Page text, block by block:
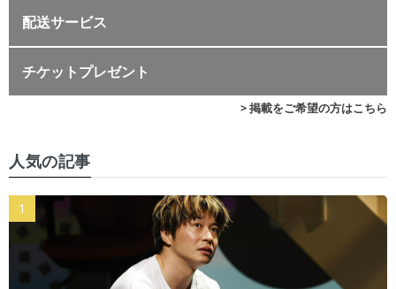
配送サービス
チケットプレゼント
> 掲載をご希望の方はこちら
人気の記事